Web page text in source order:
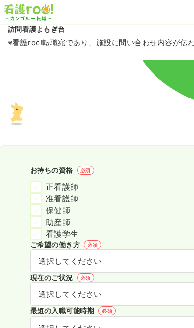
訪問看護よもぎ台
※看護roo!転職宛であり、施設に問い合わせ内容が伝
お持ちの資格 必須
正看護師
准看護師
保健師
助産師
看護学生
ご希望の働き方 必須
現在のご状況 必須
最短の入職可能時期 必須